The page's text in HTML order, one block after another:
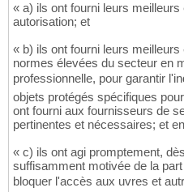
« a) ils ont fourni leurs
autorisation; et
« b) ils ont fourni leurs
normes élevées du secteur en
professionnelle, pour garantir
objets protégés spécifiques
ont fourni aux fournisseurs de
pertinentes et nécessaires; et
« c) ils ont agi promptement,
suffisamment motivée de la
bloquer l'accès aux uvres et